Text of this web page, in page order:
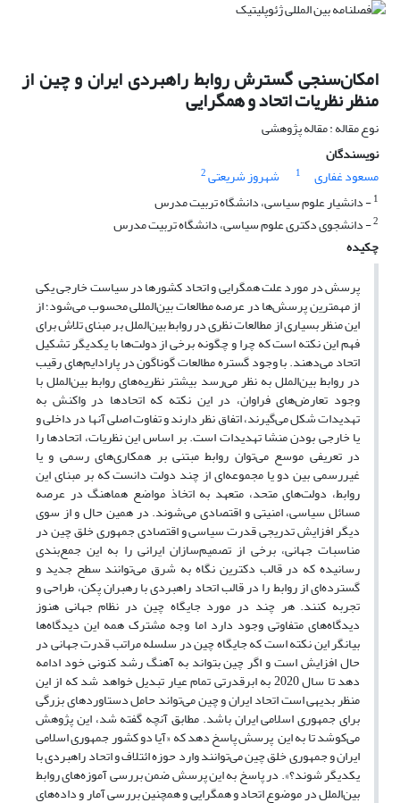
امکان‌سنجی گسترش روابط راهبردی ایران و چین از
منظر نظریات اتحاد و همگرایی
نوع مقاله : مقاله پژوهشی
نویسندگان
مسعود غفاری
1 شهروز شریعتی2
1- دانشیار علوم سیاسی، دانشگاه تربیت مدرس
2- دانشجوی دکتری علوم سیاسی، دانشگاه تربیت مدرس
چکیده
پرسش در مورد علت همگرایی و اتحاد کشورها در سیاست خارجی یکی
از مهمترین پرسش‌ها در عرصه مطالعات بین‌المللی محسوب می‌شود؛ از
این منظر بسیاری از مطالعات نظری در روابط بین‌الملل بر مبنای تلاش برای
فهم این نکته است که چرا و چگونه برخی از دولت‌ها با یکدیگر تشکیل
اتحاد می‌دهند. با وجود گستره مطالعات گوناگون در پارادایم‌های رقیب
در روابط بین‌الملل به نظر می‌رسد بیشتر نظریه‌های روابط بین‌الملل با
وجود تعارض‌های فراوان، در این نکته که اتحادها در واکنش به
تهدیدات شکل می‌گیرند، اتفاق نظر دارند و تفاوت اصلی آنها در داخلی و
یا خارجی بودن منشا تهدیدات است. بر اساس این نظریات، اتحادها را
در تعریفی موسع می‌توان روابط مبتنی بر همکاری‌های رسمی و یا
غیررسمی بین دو یا مجموعه‌ای از چند دولت دانست که بر مبنای این
روابط، دولت‌های متحد، متعهد به اتخاذ مواضع هماهنگ‌ در عرصه
مسائل سیاسی، امنیتی و اقتصادی می‌شوند. در همین حال و از سوی
دیگر افزایش تدریجی قدرت سیاسی و اقتصادی جمهوری خلق چین در
مناسبات جهانی، برخی از تصمیم‌سازان ایرانی را به این جمع‌بندی
رسانیده که در قالب دکترین نگاه به شرق می‌توانند سطح جدید و
گسترده‌ای از روابط را در قالب اتحاد راهبردی با رهبران پکن، طراحی و
تجربه کنند. هر چند در مورد جایگاه چین در نظام جهانی هنوز
دیدگاه‌های متفاوتی وجود دارد اما وجه مشترک همه این دیدگاه‌ها
بیانگر این نکته است که جایگاه چین در سلسله مراتب قدرت جهانی در
حال افزایش است و اگر چین بتواند به آهنگ رشد کنونی خود ادامه
دهد تا سال 2020 به ابرقدرتی تمام عیار تبدیل خواهد شد که از این
منظر بدیهی است اتحاد ایران و چین می‌تواند حامل دستاوردهای بزرگی
برای جمهوری اسلامی ایران باشد. مطابق آنچه گفته شد، این پژوهش
می‌کوشد تا به این پرسش پاسخ دهد که «آیا دو کشور جمهوری اسلامی
ایران و جمهوری خلق چین می‌توانند وارد حوزه ائتلاف و اتحاد راهبردی با
یکدیگر شوند؟». در پاسخ به این پرسش ضمن بررسی آموزه‌های روابط
بین‌الملل در موضوع اتحاد و همگرایی و همچنین بررسی آمار و داده‌های